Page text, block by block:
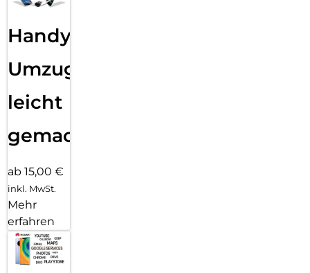
Handy
Umzug
leicht
gemacht!
ab 15,00 €
inkl. MwSt.
Mehr
erfahren